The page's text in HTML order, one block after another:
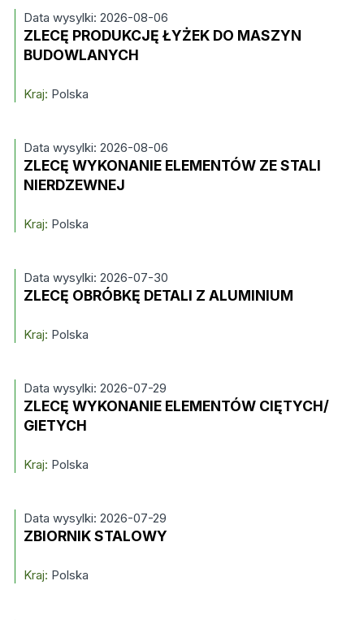
Data wysylki: 2026-08-06
ZLECĘ PRODUKCJĘ ŁYŻEK DO MASZYN
BUDOWLANYCH
Kraj: Polska
Data wysylki: 2026-08-06
ZLECĘ WYKONANIE ELEMENTÓW ZE STALI
NIERDZEWNEJ
Kraj: Polska
Data wysylki: 2026-07-30
ZLECĘ OBRÓBKĘ DETALI Z ALUMINIUM
Kraj: Polska
Data wysylki: 2026-07-29
ZLECĘ WYKONANIE ELEMENTÓW CIĘTYCH/
GIETYCH
Kraj: Polska
Data wysylki: 2026-07-29
ZBIORNIK STALOWY
Kraj: Polska